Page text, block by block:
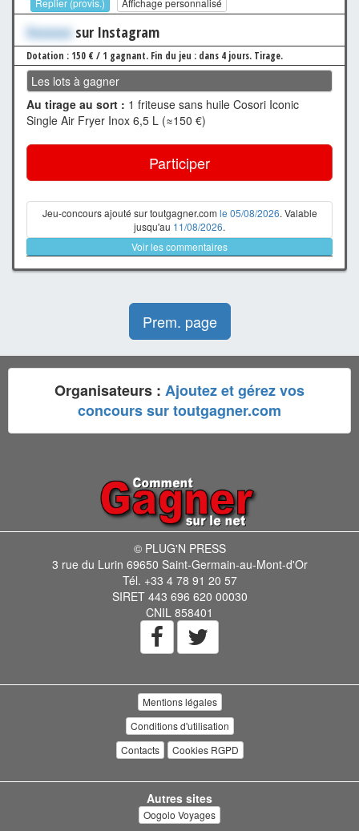
Xxxxxxx sur Instagram
Dotation : 150 € / 1 gagnant. Fin du jeu : dans 4 jours. Tirage.
Les lots à gagner
Au tirage au sort : 1 friteuse sans huile Cosori Iconic
Single Air Fryer Inox 6,5 L (≈150 €)
Participer
Jeu-concours ajouté sur toutgagner.com le 05/08/2026. Valable
jusqu'au 11/08/2026.
Voir les commentaires
Prem. page
Organisateurs : Ajoutez et gérez vos
concours sur toutgagner.com
© PLUG'N PRESS
3 rue du Lurin 69650 Saint-Germain-au-Mont-d'Or
Tél. +33 4 78 91 20 57
SIRET 443 696 620 00030
CNIL 858401
Mentions légales
Conditions d'utilisation
Contacts
Cookies RGPD
Autres sites
Oogolo Voyages